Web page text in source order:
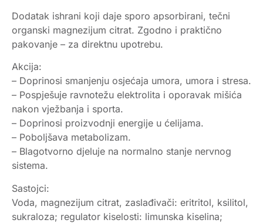
Dodatak ishrani koji daje sporo apsorbirani, tečni
organski magnezijum citrat. Zgodno i praktično
pakovanje – za direktnu upotrebu.
Akcija:
– Doprinosi smanjenju osjećaja umora, umora i stresa.
– Pospješuje ravnotežu elektrolita i oporavak mišića
nakon vježbanja i sporta.
– Doprinosi proizvodnji energije u ćelijama.
– Poboljšava metabolizam.
– Blagotvorno djeluje na normalno stanje nervnog
sistema.
Sastojci:
Voda, magnezijum citrat, zaslađivači: eritritol, ksilitol,
sukraloza; regulator kiselosti: limunska kiselina;